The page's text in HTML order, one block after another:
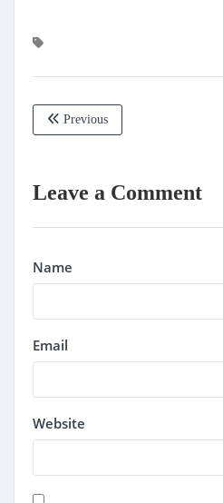
Previous
Leave a Comment
Name
Email
Website